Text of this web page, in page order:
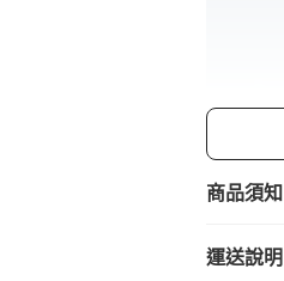
商品須知
運送說明